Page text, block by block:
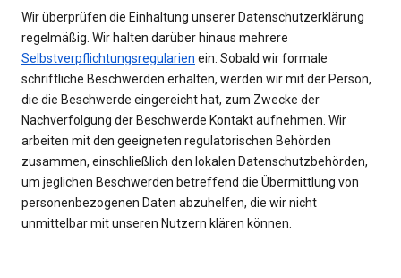
Wir überprüfen die Einhaltung unserer Datenschutzerklärung
regelmäßig. Wir halten darüber hinaus mehrere
Selbstverpflichtungsregularien ein. Sobald wir formale
schriftliche Beschwerden erhalten, werden wir mit der Person,
die die Beschwerde eingereicht hat, zum Zwecke der
Nachverfolgung der Beschwerde Kontakt aufnehmen. Wir
arbeiten mit den geeigneten regulatorischen Behörden
zusammen, einschließlich den lokalen Datenschutzbehörden,
um jeglichen Beschwerden betreffend die Übermittlung von
personenbezogenen Daten abzuhelfen, die wir nicht
unmittelbar mit unseren Nutzern klären können.